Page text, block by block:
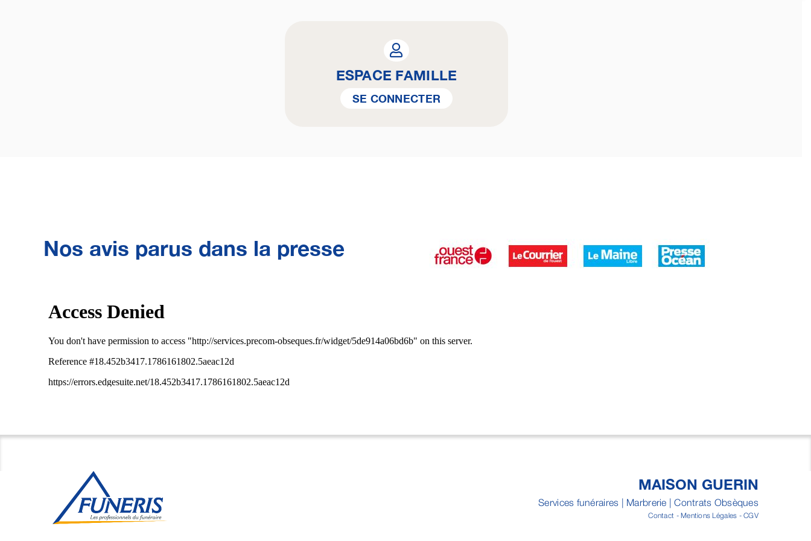
ESPACE FAMILLE
SE CONNECTER
Nos avis parus dans la presse
MAISON GUERIN
Services funéraires | Marbrerie | Contrats Obsèques
Contact -Mentions Légales -CGV